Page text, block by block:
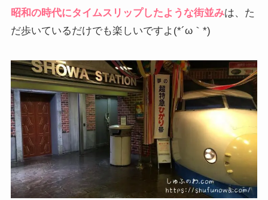
昭和の時代にタイムスリップしたような街並みは、た
だ歩いているだけでも楽しいですよ(*´ω｀*)